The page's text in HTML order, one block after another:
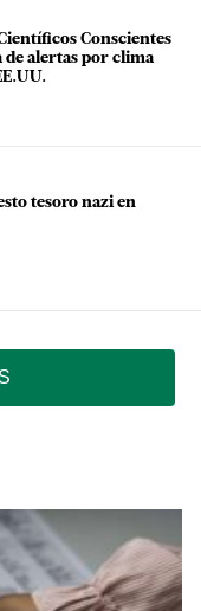
Conscientes
de alertas por clima
tesoro nazi en